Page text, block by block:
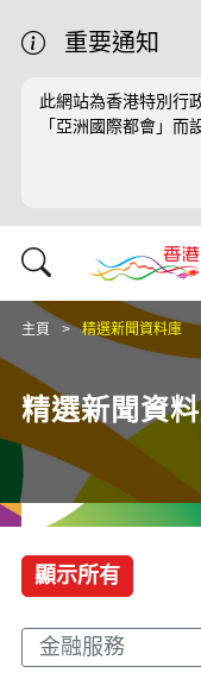
重要通知
此網站為香港特別行
「亞洲國際都會」而
主頁 精選新聞資料庫
精選新聞資
顯示所有
金融服務